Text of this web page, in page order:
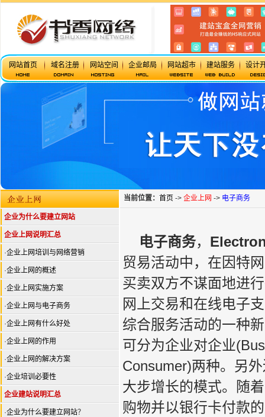
网站首页 域名注册 网站空间 企业邮局 网站超市 建站服务 设计
企业为什么要建立网站
企业上网说明汇总
·企业上网培训与网络营销
·企业上网的概述
·企业上网实施方案
·企业上网与电子商务
·企业上网有什么好处
·企业上网的作用
·企业上网的解决方案
·企业培训必要性
企业建站说明汇总
·企业为什么要建立网站？
当前位置： 首页 -> 企业上网 -> 电子商务
电子商务，
贸易活动中，在因特
买卖双方不谋面地进
网上交易和在线电子
综合服务活动的一种
可分为企业对企业
Consumer)两种。另
大步增长的模式。随
购物并以银行卡付款